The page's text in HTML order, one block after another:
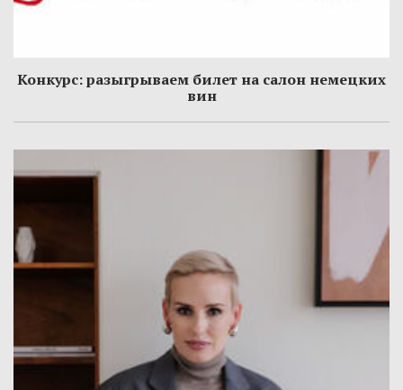
Конкурс: разыгрываем билет на салон немецких
вин